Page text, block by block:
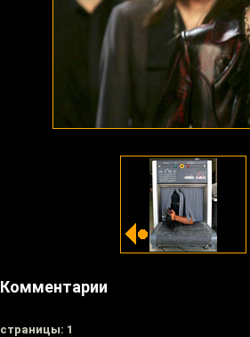
Комментарии
cтраницы: 1